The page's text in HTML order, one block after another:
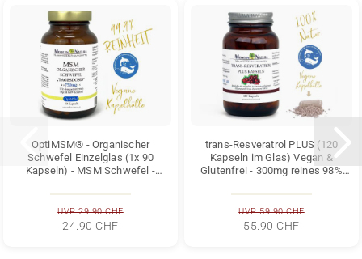
OptiMSM® - Organischer
Schwefel Einzelglas (1x 90
Kapseln) - MSM Schwefel -
Methylsulfonylmethan...
UVP 29.90 CHF
24.90 CHF
trans-Resveratrol PLUS (120
Kapseln im Glas) Vegan &
Glutenfrei - 300mg reines 98%
UVP 59.90 CHF
55.90 CHF